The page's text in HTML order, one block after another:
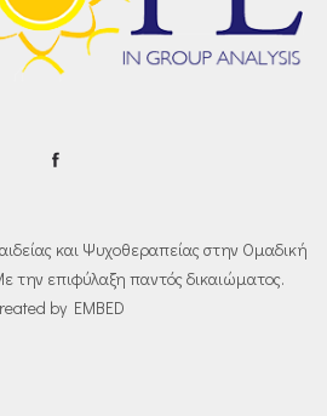
και Ψυχοθεραπείας στην Ομαδική
την επιφύλαξη παντός δικαιώματος.
by EMBED